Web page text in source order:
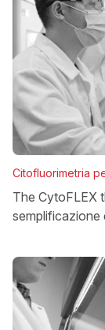
Citofluorimetria
The CytoFLEX
semplificazione